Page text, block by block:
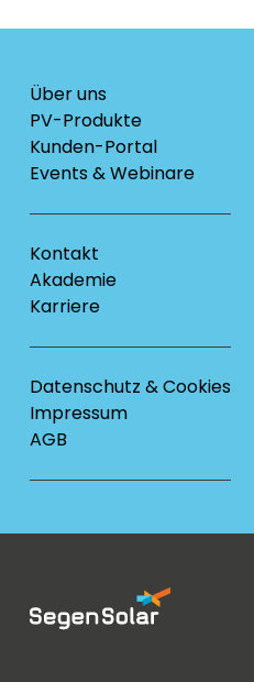
Über uns
PV-Produkte
Kunden-Portal
Events & Webinare
Kontakt
Akademie
Karriere
Datenschutz & Cookies
Impressum
AGB